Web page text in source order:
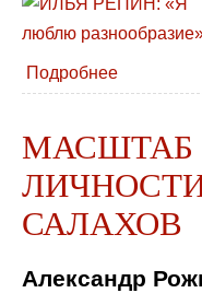
Подробнее
МАСШТАБ
САЛАХОВ
Александр